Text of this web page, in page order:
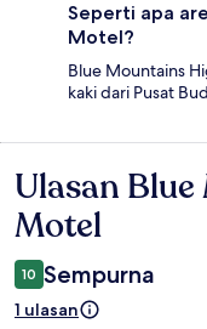
Seperti apa
Motel?
Blue Mountains
kaki dari Pusat
Ulasan
Ulasan
Motel
10 Sempurna
1 ulasan